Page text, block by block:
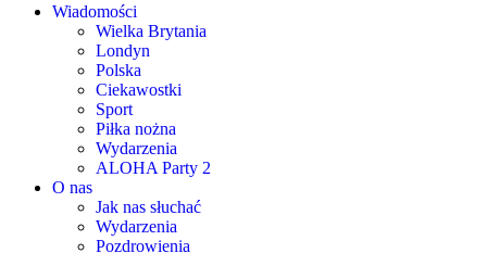
Wiadomości
Wielka Brytania
Londyn
Polska
Ciekawostki
Sport
Piłka nożna
Wydarzenia
ALOHA Party 2
O nas
Jak nas słuchać
Wydarzenia
Pozdrowienia